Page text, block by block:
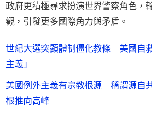
政府更積極尋求扮演世界警察角色，
觀，引發更多國際角力與矛盾。
世紀大選突顯體制僵化教條 美國自
主義」
美國例外主義有宗教根源 稱謂源自
根推向高峰